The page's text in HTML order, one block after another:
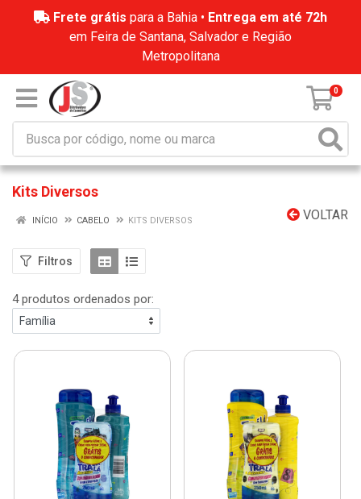
Frete grátis para a Bahia • Entrega em até 72h
em Feira de Santana, Salvador e Região
Metropolitana
0
Kits Diversos
VOLTAR
INÍCIO CABELO KITS DIVERSOS
Filtros
4 produtos ordenados por: